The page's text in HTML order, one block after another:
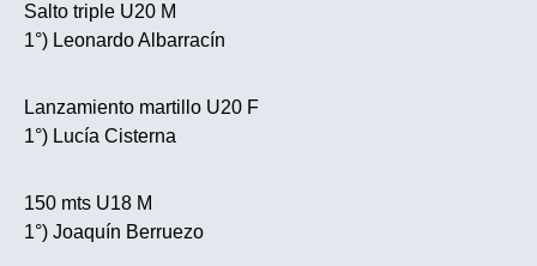
Salto triple U20 M
1°) Leonardo Albarracín
Lanzamiento martillo U20 F
1°) Lucía Cisterna
150 mts U18 M
1°) Joaquín Berruezo